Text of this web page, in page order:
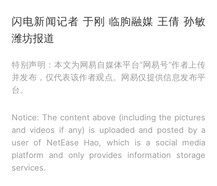
闪电新闻记者 于刚 临朐融媒 王倩 孙敏
潍坊报道
特别声明：本文为网易自媒体平台“网易号”作者上传
并发布，仅代表该作者观点。网易仅提供信息发布平
台。
Notice: The content above (including the pictures
and videos if any) is uploaded and posted by a
user of NetEase Hao, which is a social media
platform and only provides information storage
services.